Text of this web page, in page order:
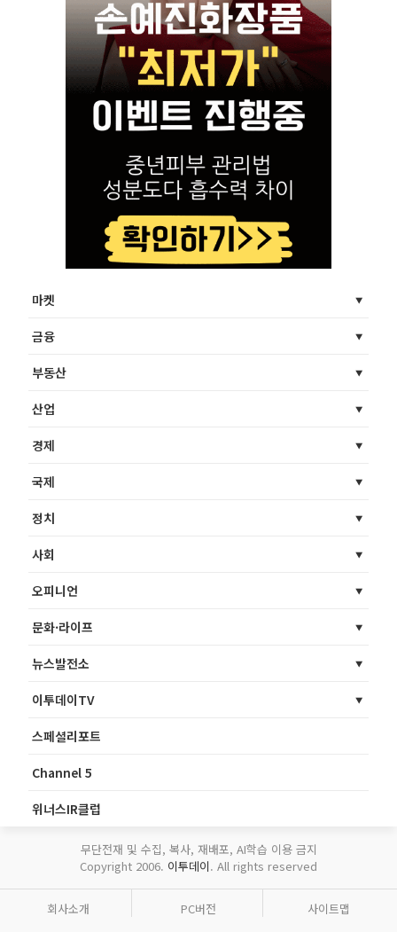
마켓
금융
부동산
산업
경제
국제
정치
사회
오피니언
문화·라이프
뉴스발전소
이투데이TV
스페셜리포트
Channel 5
위너스IR클럽
무단전재 및 수집, 복사, 재배포, AI학습 이용 금지
Copyright 2006. 이투데이. All rights reserved
회사소개 PC버전 사이트맵